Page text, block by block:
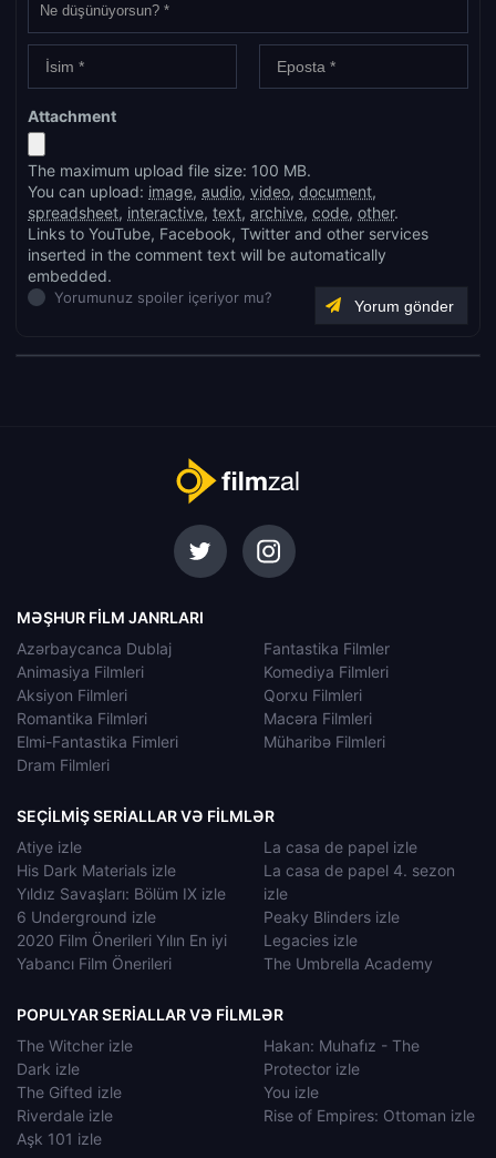
Attachment
The maximum upload file size: 100 MB.
You can upload: image, audio, video, document,
spreadsheet, interactive, text, archive, code, other.
Links to YouTube, Facebook, Twitter and other services
inserted in the comment text will be automatically
embedded.
Yorumunuz spoiler içeriyor mu?
MƏŞHUR FILM JANRLARI
Azərbaycanca Dublaj
Animasiya Filmleri
Aksiyon Filmleri
Romantika Filmləri
Elmi-Fantastika Fimleri
Dram Filmleri
Fantastika Filmler
Komediya Filmleri
Qorxu Filmleri
Macəra Filmleri
Müharibə Filmleri
SEÇILMIŞ SERIALLAR VƏ FILMLƏR
Atiye izle
His Dark Materials izle
Yıldız Savaşları: Bölüm IX izle
6 Underground izle
2020 Film Önerileri Yılın En iyi
Yabancı Film Önerileri
La casa de papel izle
La casa de papel 4. sezon
izle
Peaky Blinders izle
Legacies izle
The Umbrella Academy
POPULYAR SERIALLAR VƏ FILMLƏR
The Witcher izle
Dark izle
The Gifted izle
Riverdale izle
Aşk 101 izle
Hakan: Muhafız - The
Protector izle
You izle
Rise of Empires: Ottoman izle